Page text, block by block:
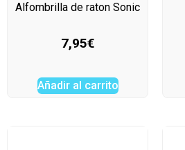
Alfombrilla de raton Sonic
7,95€
Añadir al carrito